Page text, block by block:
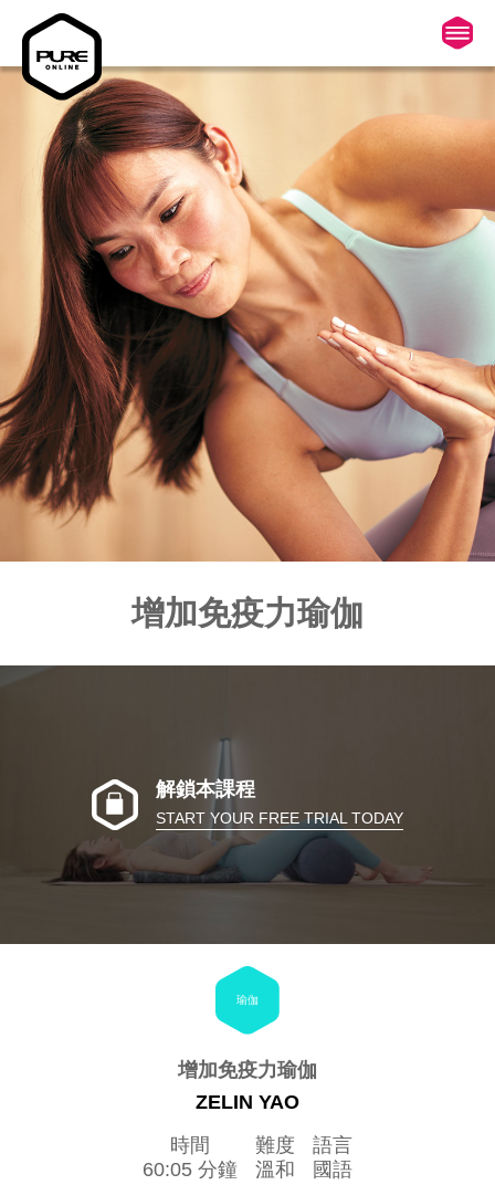
增加免疫力瑜伽
解鎖本課程
START YOUR FREE TRIAL TODAY
瑜伽
增加免疫力瑜伽
ZELIN YAO
時間
60:05 分鐘
難度
溫和
語言
國語